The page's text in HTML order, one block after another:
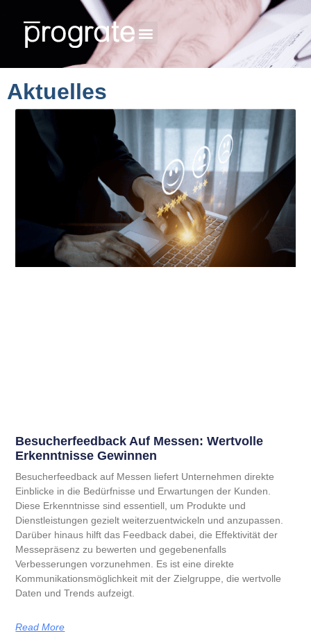
Aktuelles
Besucherfeedback Auf Messen: Wertvolle
Erkenntnisse Gewinnen
Besucherfeedback auf Messen liefert Unternehmen direkte
Einblicke in die Bedürfnisse und Erwartungen der Kunden.
Diese Erkenntnisse sind essentiell, um Produkte und
Dienstleistungen gezielt weiterzuentwickeln und anzupassen.
Darüber hinaus hilft das Feedback dabei, die Effektivität der
Messepräsenz zu bewerten und gegebenenfalls
Verbesserungen vorzunehmen. Es ist eine direkte
Kommunikationsmöglichkeit mit der Zielgruppe, die wertvolle
Daten und Trends aufzeigt.
Read More